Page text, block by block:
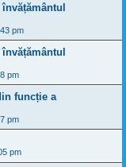
pm
pm
funcție a
pm
pm